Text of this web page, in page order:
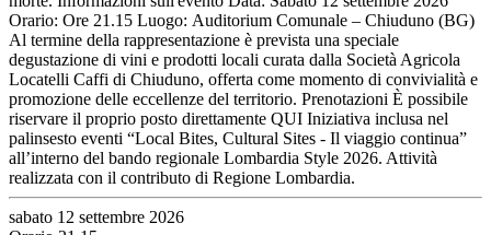
Orario: Ore 21.15 Luogo: Auditorium Comunale – Chiuduno (BG)
Al termine della rappresentazione è prevista una speciale
degustazione di vini e prodotti locali curata dalla Società Agricola
Locatelli Caffi di Chiuduno, offerta come momento di convivialità e
promozione delle eccellenze del territorio. Prenotazioni È possibile
riservare il proprio posto direttamente QUI Iniziativa inclusa nel
palinsesto eventi “Local Bites, Cultural Sites - Il viaggio continua”
all’interno del bando regionale Lombardia Style 2026. Attività
realizzata con il contributo di Regione Lombardia.
sabato 12 settembre 2026